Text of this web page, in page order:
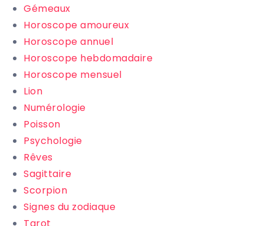
Gémeaux
Horoscope amoureux
Horoscope annuel
Horoscope hebdomadaire
Horoscope mensuel
Lion
Numérologie
Poisson
Psychologie
Rêves
Sagittaire
Scorpion
Signes du zodiaque